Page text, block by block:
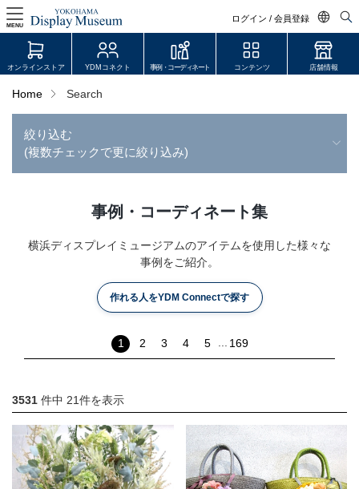
ログイン / 会員登録
日本語
中文简体
MENU
ログイン・会員登録
会員登録・取引申請
JDCA(ディスプレイスクール)
採用情報
オンラインストア YDMコネクト 事例・コーディネート コンテンツ 店舗情報
Home Search
絞り込む
(複数チェックで更に絞り込み)
事例・コーディネート集
横浜ディスプレイミュージアムのアイテムを使用した様々な
事例をご紹介。
作れる人をYDM Connectで探す
1 2 3 4 5 ... 169
3531 件中 21件を表示